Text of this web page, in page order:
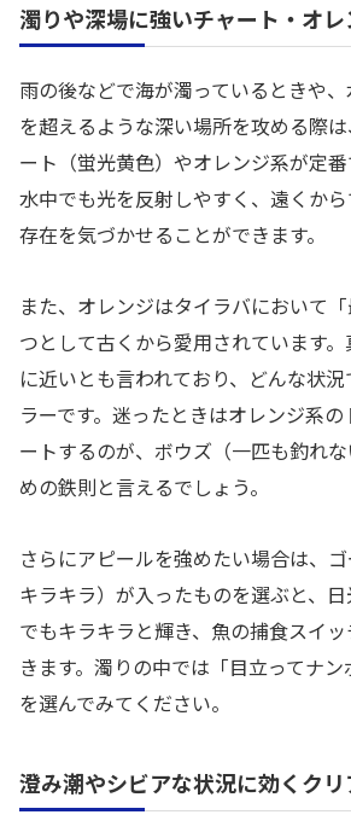
濁りや深場に強いチャート・オ
雨の後などで海が濁っているときや
を超えるような深い場所を攻める際
ート（蛍光黄色）やオレンジ系が定
水中でも光を反射しやすく、遠くか
存在を気づかせることができます。
また、オレンジはタイラバにおいて
つとして古くから愛用されています
に近いとも言われており、どんな状
ラーです。迷ったときはオレンジ系
ートするのが、ボウズ（一匹も釣れ
めの鉄則と言えるでしょう。
さらにアピールを強めたい場合は、
キラキラ）が入ったものを選ぶと、
でもキラキラと輝き、魚の捕食スイ
きます。濁りの中では「目立ってナ
を選んでみてください。
澄み潮やシビアな状況に効くク